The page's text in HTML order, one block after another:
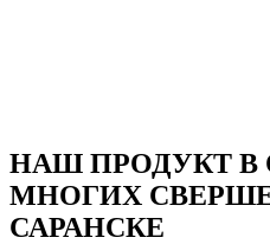
НАШ ПРОДУКТ В
МНОГИХ
САРАНСКЕ